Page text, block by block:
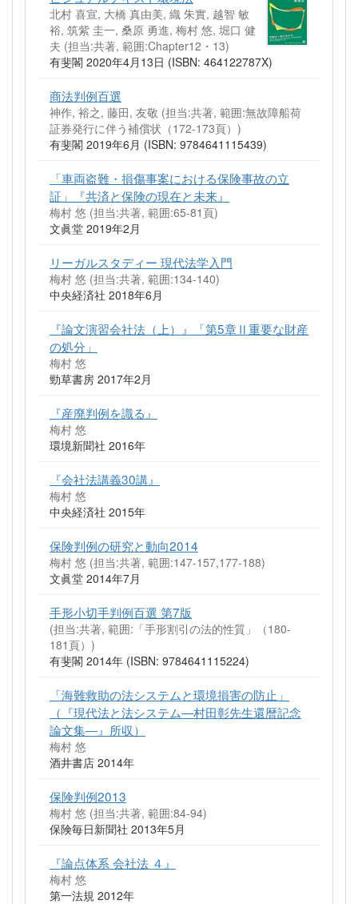
北村 喜宣, 大橋 真由美, 織 朱實, 越智 敏
裕, 筑紫 圭一, 桑原 勇進, 梅村 悠, 堀口 健
夫 (担当:共著, 範囲:Chapter12・13)
有斐閣 2020年4月13日 (ISBN: 464122787X)
商法判例百選
神作, 裕之, 藤田, 友敬 (担当:共著, 範囲:無故障船荷
証券発行に伴う補償状（172-173頁）)
有斐閣 2019年6月 (ISBN: 9784641115439)
「車両盗難・損傷事案における保険事故の立
証」『共済と保険の現在と未来』
梅村 悠 (担当:共著, 範囲:65-81頁)
文眞堂 2019年2月
リーガルスタディー 現代法学入門
梅村 悠 (担当:共著, 範囲:134-140)
中央経済社 2018年6月
『論文演習会社法（上）』「第5章Ⅱ重要な財産
の処分」
梅村 悠
勁草書房 2017年2月
『産廃判例を識る』
梅村 悠
環境新聞社 2016年
『会社法講義30講』
梅村 悠
中央経済社 2015年
保険判例の研究と動向2014
梅村 悠 (担当:共著, 範囲:147-157,177-188)
文眞堂 2014年7月
手形小切手判例百選 第7版
(担当:共著, 範囲:「手形割引の法的性質」（180-
181頁）)
有斐閣 2014年 (ISBN: 9784641115224)
「海難救助の法システムと環境損害の防止」
（『現代法と法システム―村田彰先生還暦記念
論文集―』所収）
梅村 悠
酒井書店 2014年
保険判例2013
梅村 悠 (担当:共著, 範囲:84-94)
保険毎日新聞社 2013年5月
『論点体系 会社法 ４』
梅村 悠
第一法規 2012年